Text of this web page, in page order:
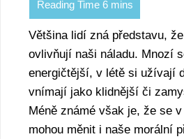
Většina lidí zná představu,
ovlivňují naši náladu. Mnozí
energičtější, v létě si užívají
vnímají jako klidnější či
Méně známé však je, že se
mohou měnit i naše morální